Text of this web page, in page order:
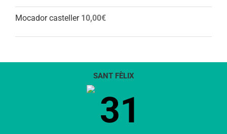
Mocador casteller 10,00€
SANT FÈLIX
31